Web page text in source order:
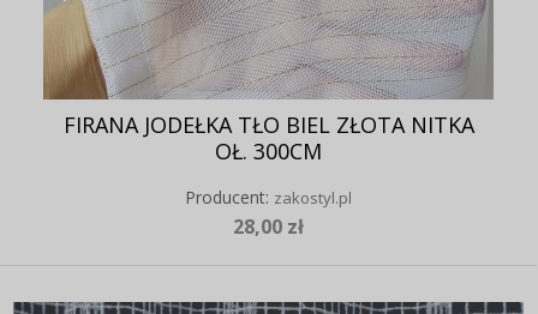
FIRANA JODEŁKA TŁO BIEL ZŁOTA NITKA
OŁ. 300CM
Producent: zakostyl.pl
28,00 zł